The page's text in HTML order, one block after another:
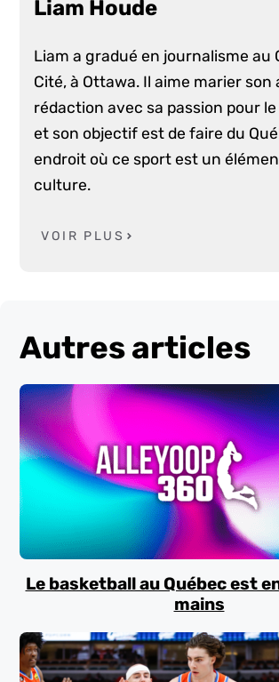
Liam Houde
Liam a gradué en journalisme au
Cité, à Ottawa. Il aime marier son
rédaction avec sa passion pour
et son objectif est de faire du
endroit où ce sport est un
culture.
VOIR PLUS
Autres articles
Le basketball au Québec est
mains